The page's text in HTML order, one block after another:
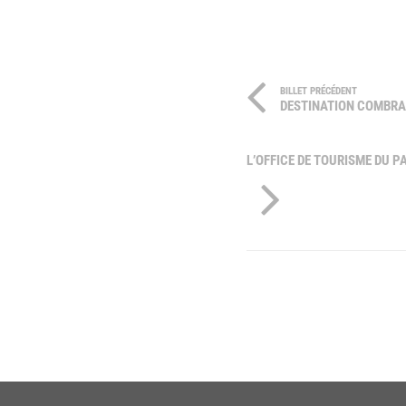
BILLET PRÉCÉDENT
DESTINATION
L’OFFICE DE TOURISME DU